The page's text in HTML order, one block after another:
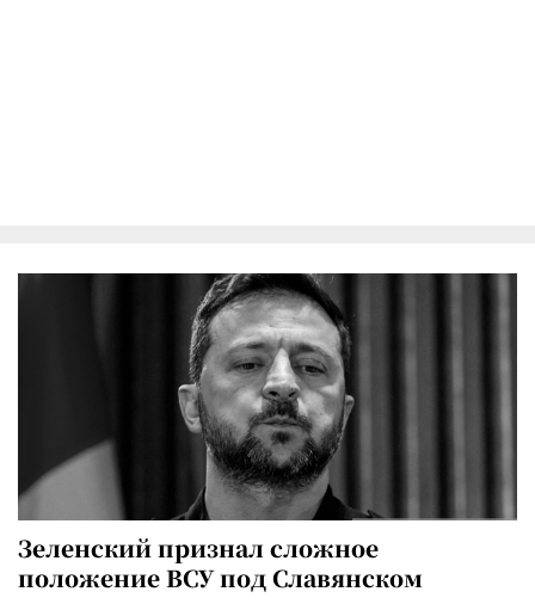
Зеленский признал сложное
положение ВСУ под Славянском